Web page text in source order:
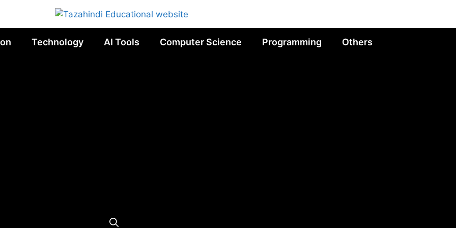
Technology AI Tools Computer Science Programming Others